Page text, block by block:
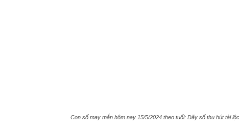
Con số may mắn hôm nay 15/5/2024 theo tuổi: Dãy số thu hút tài lộc